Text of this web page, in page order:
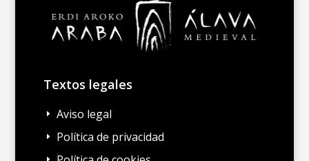
Textos legales
E Aviso legal
E Política de privacidad